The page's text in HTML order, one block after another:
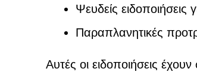
Ψευδείς
Παραπλανητικές
Αυτές οι ειδοποιήσεις